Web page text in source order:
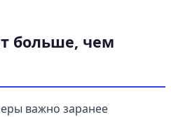
больше, чем
важно заранее